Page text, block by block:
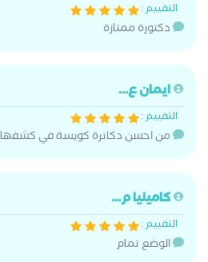
التقييم :
دكتورة ممتازة
ايمان ع...
التقييم :
من احسن دكاترة كويسة في كشفها
كاميليا م...
التقييم :
الوضع تمام